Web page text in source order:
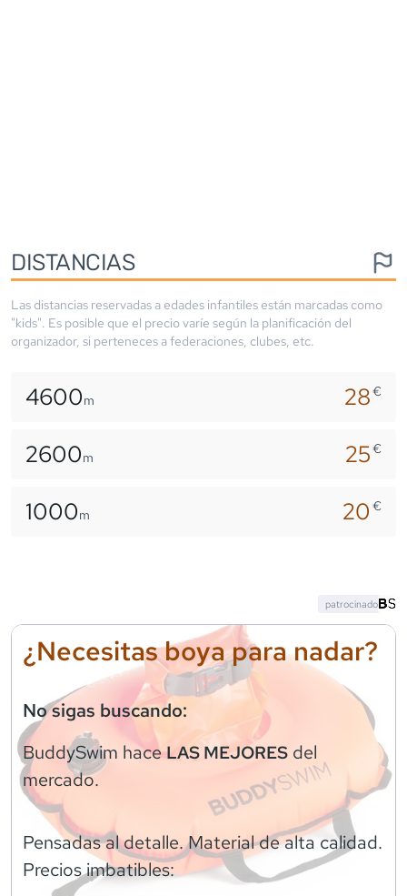
DISTANCIAS
Las distancias reservadas a edades infantiles están marcadas como
"kids". Es posible que el precio varíe según la planificación del
organizador, si perteneces a federaciones, clubes, etc.
4600m 28€
2600m 25€
1000m 20€
¿Necesitas boya para nadar?
No sigas buscando:
BuddySwim haceLAS MEJORES del
mercado.
Pensadas al detalle. Material de alta calidad.
Precios imbatibles:
patrocinado